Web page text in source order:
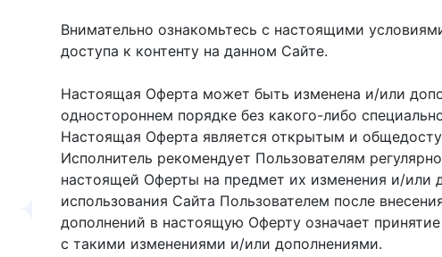
Внимательно ознакомьтесь с настоящими
доступа к контенту на данном Сайте.
Настоящая Оферта может быть изменена и/или
одностороннем порядке без какого-либо
Настоящая Оферта является открытым и
Исполнитель рекомендует Пользователям
настоящей Оферты на предмет их изменения и/или
использования Сайта Пользователем после
дополнений в настоящую Оферту означает
с такими изменениями и/или дополнениями.